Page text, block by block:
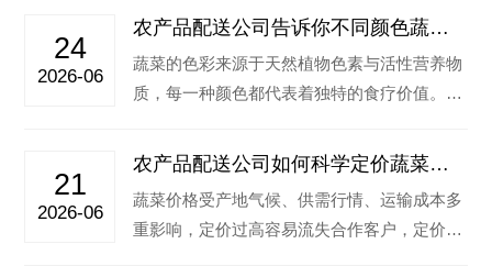
合…‌
24
2026-06
农产品配送公司告诉你不同颜色蔬菜
有什么功效
蔬菜的色彩来源于天然植物色素与活性营养物
质，每一种颜色都代表着独特的食疗价值。下
色…‌
21
2026-06
农产品配送公司如何科学定价蔬菜价
格？
蔬菜价格受产地气候、供需行情、运输成本多
重影响，定价过高容易流失合作客户，定价偏